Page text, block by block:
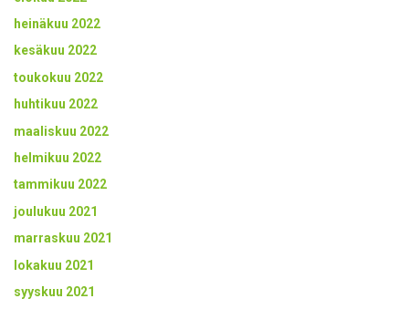
heinäkuu 2022
kesäkuu 2022
toukokuu 2022
huhtikuu 2022
maaliskuu 2022
helmikuu 2022
tammikuu 2022
joulukuu 2021
marraskuu 2021
lokakuu 2021
syyskuu 2021